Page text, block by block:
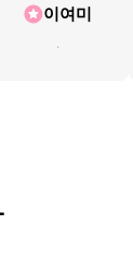
이여미
.